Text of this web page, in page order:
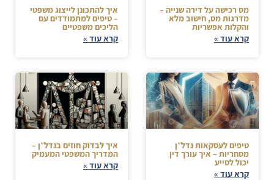
מס רכישה על דירה שנייה –
מדרגות מס, חישוב מלא
והקלות אפשריות
קרא עוד »
איך להתכונן לייצוג משפטי
– טיפים למתמודדים עם
הליכים משפטיים
קרא עוד »
טיפים לעסקאות נדל״ן
מסחריות – איך עורך דין
יכול לסייע
קרא עוד »
איך לבדוק חוזים בנדל״ן –
המדריך המשפטי המעמיק
קרא עוד »